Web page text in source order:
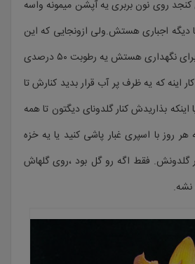
روی نون بربری یه آپشن میمونه واسه
دیگه اجباری هستش.ولی ازونجایی که این
کاتلیا راحت ترین ارکیده برای نگهداری هستش یه رطوبت ۵۰ درصدی
اینه که یه ظرف پر آب قرار بدید کنارش تا
بذاریدش کنار گلدونای دیگتون تا همه
روز با اسپری غبار پاشی کنید یا یه خزه
گلدونش. فقط اگه رو گل بود ،روی گلهاش
نشه.